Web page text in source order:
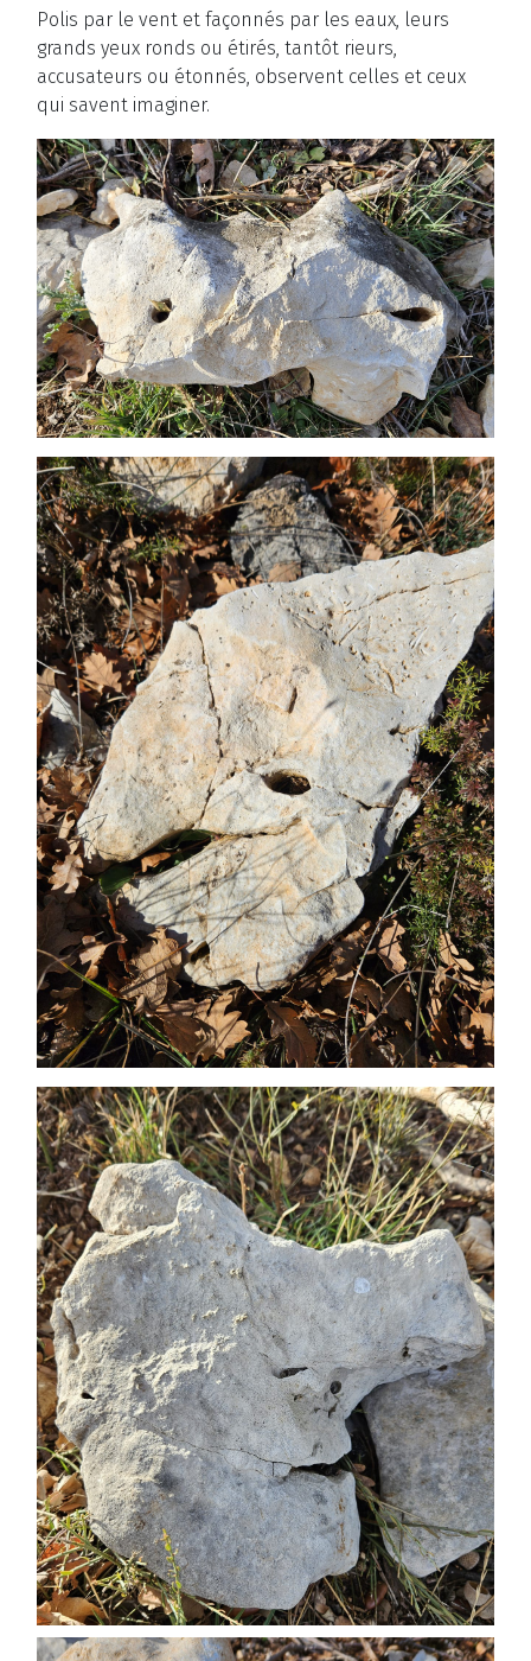
Polis par le vent et façonnés par les eaux, leurs
grands yeux ronds ou étirés, tantôt rieurs,
accusateurs ou étonnés, observent celles et ceux
qui savent imaginer.